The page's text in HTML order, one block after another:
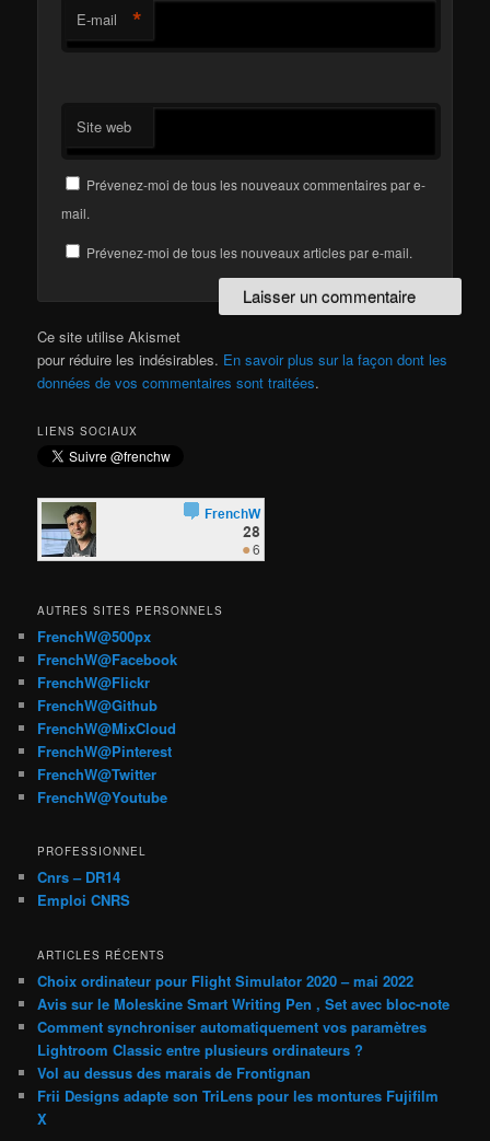
E-mail *
Site web
Prévenez-moi de tous les nouveaux commentaires par e-
mail.
Prévenez-moi de tous les nouveaux articles par e-mail.
Ce site utilise Akismet
pour réduire les indésirables. En savoir plus sur la façon dont les
données de vos commentaires sont traitées.
LIENS SOCIAUX
AUTRES SITES PERSONNELS
FrenchW@500px
FrenchW@Facebook
FrenchW@Flickr
FrenchW@Github
FrenchW@MixCloud
FrenchW@Pinterest
FrenchW@Twitter
FrenchW@Youtube
PROFESSIONNEL
Cnrs – DR14
Emploi CNRS
ARTICLES RÉCENTS
Choix ordinateur pour Flight Simulator 2020 – mai 2022
Avis sur le Moleskine Smart Writing Pen , Set avec bloc-note
Comment synchroniser automatiquement vos paramètres
Lightroom Classic entre plusieurs ordinateurs ?
Vol au dessus des marais de Frontignan
Frii Designs adapte son TriLens pour les montures Fujifilm
X